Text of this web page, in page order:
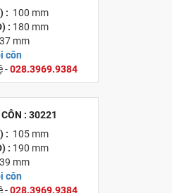
: 100 mm
: 180 mm
37 mm
côn
-028.3969.9384
: 30221
: 105 mm
: 190 mm
39 mm
côn
-028.3969.9384